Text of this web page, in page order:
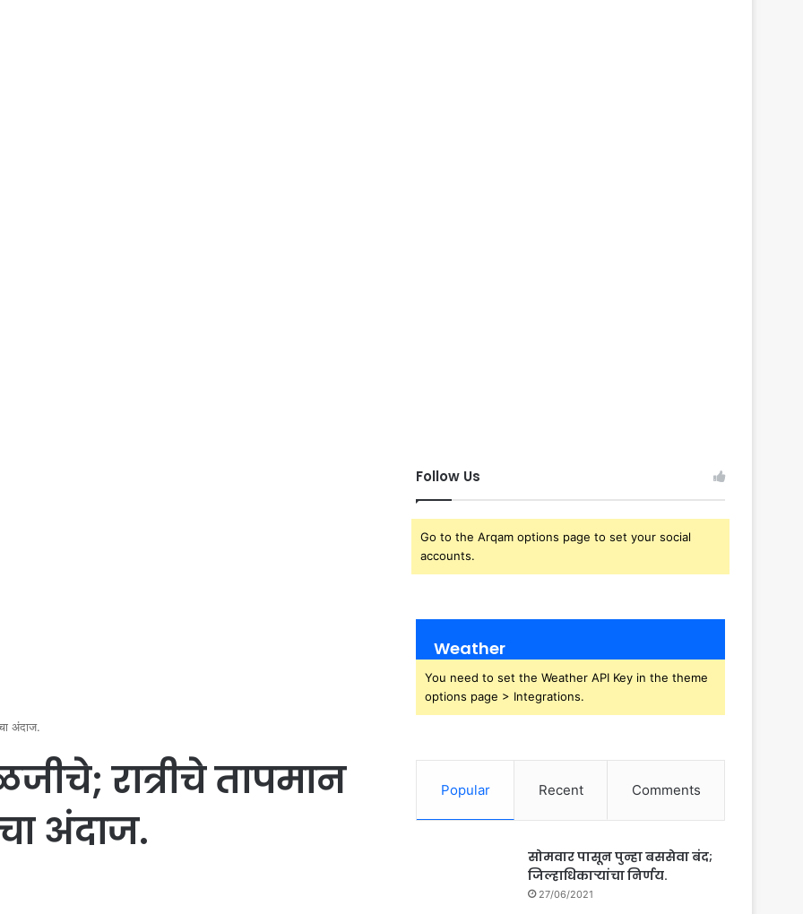
अंदाज.
रात्रीचे तापमान
अंदाज.
Follow Us
Go to the Arqam options page to set your social
accounts.
Weather
You need to set the Weather API Key in the theme
options page > Integrations.
Popular Recent Comments
सोमवार पासून पुन्हा बससेवा बंद;
जिल्हाधिकाऱ्यांचा निर्णय.
27/06/2021